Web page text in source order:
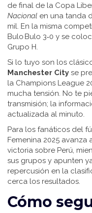
de final de la Copa
Nacional en una tanda
mil. En la misma
Bulo Bulo 3‑0 y se
Grupo H.
Si lo tuyo son los
Manchester City se
la Champions League
mucha tensión. No te
transmisión; la
actualizada al minuto.
Para los fanáticos del
Femenina 2025 avanza
victoria sobre Perú,
sus grupos y apunten
repercusión en la
cerca los resultados.
Cómo